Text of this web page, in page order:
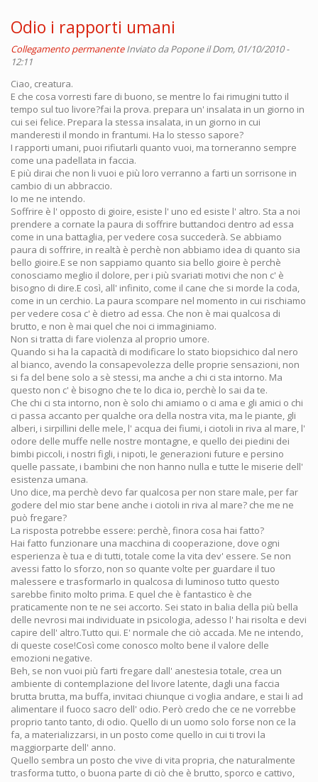
Odio i rapporti umani
Collegamento permanente Inviato daPoponeil Dom, 01/10/2010 -
12:11
Ciao, creatura.
E che cosa vorresti fare di buono, se mentre lo fai rimugini tutto il
tempo sul tuo livore?fai la prova. prepara un' insalata in un giorno in
cui sei felice. Prepara la stessa insalata, in un giorno in cui
manderesti il mondo in frantumi. Ha lo stesso sapore?
I rapporti umani, puoi rifiutarli quanto vuoi, ma torneranno sempre
come una padellata in faccia.
E più dirai che non li vuoi e più loro verranno a farti un sorrisone in
cambio di un abbraccio.
Io me ne intendo.
Soffrire è l' opposto di gioire, esiste l' uno ed esiste l' altro. Sta a noi
prendere a cornate la paura di soffrire buttandoci dentro ad essa
come in una battaglia, per vedere cosa succederà. Se abbiamo
paura di soffrire, in realtà è perchè non abbiamo idea di quanto sia
bello gioire.E se non sappiamo quanto sia bello gioire è perchè
conosciamo meglio il dolore, per i più svariati motivi che non c' è
bisogno di dire.E così, all' infinito, come il cane che si morde la coda,
come in un cerchio. La paura scompare nel momento in cui rischiamo
per vedere cosa c' è dietro ad essa. Che non è mai qualcosa di
brutto, e non è mai quel che noi ci immaginiamo.
Non si tratta di fare violenza al proprio umore.
Quando si ha la capacità di modificare lo stato biopsichico dal nero
al bianco, avendo la consapevolezza delle proprie sensazioni, non
si fa del bene solo a sè stessi, ma anche a chi ci sta intorno. Ma
questo non c' è bisogno che te lo dica io, perchè lo sai da te.
Che chi ci sta intorno, non è solo chi amiamo o ci ama e gli amici o chi
ci passa accanto per qualche ora della nostra vita, ma le piante, gli
alberi, i sirpillini delle mele, l' acqua dei fiumi, i ciotoli in riva al mare, l'
odore delle muffe nelle nostre montagne, e quello dei piedini dei
bimbi piccoli, i nostri figli, i nipoti, le generazioni future e persino
quelle passate, i bambini che non hanno nulla e tutte le miserie dell'
esistenza umana.
Uno dice, ma perchè devo far qualcosa per non stare male, per far
godere del mio star bene anche i ciotoli in riva al mare? che me ne
può fregare?
La risposta potrebbe essere: perchè, finora cosa hai fatto?
Hai fatto funzionare una macchina di cooperazione, dove ogni
esperienza è tua e di tutti, totale come la vita dev' essere. Se non
avessi fatto lo sforzo, non so quante volte per guardare il tuo
malessere e trasformarlo in qualcosa di luminoso tutto questo
sarebbe finito molto prima. E quel che è fantastico è che
praticamente non te ne sei accorto. Sei stato in balia della più bella
delle nevrosi mai individuate in psicologia, adesso l' hai risolta e devi
capire dell' altro.Tutto qui. E' normale che ciò accada. Me ne intendo,
di queste cose!Così come conosco molto bene il valore delle
emozioni negative.
Beh, se non vuoi più farti fregare dall' anestesia totale, crea un
ambiente di contemplazione del livore latente, dagli una faccia
brutta brutta, ma buffa, invitaci chiunque ci voglia andare, e stai li ad
alimentare il fuoco sacro dell' odio. Però credo che ce ne vorrebbe
proprio tanto tanto, di odio. Quello di un uomo solo forse non ce la
fa, a materializzarsi, in un posto come quello in cui ti trovi la
maggiorparte dell' anno.
Quello sembra un posto che vive di vita propria, che naturalmente
trasforma tutto, o buona parte di ciò che è brutto, sporco e cattivo,